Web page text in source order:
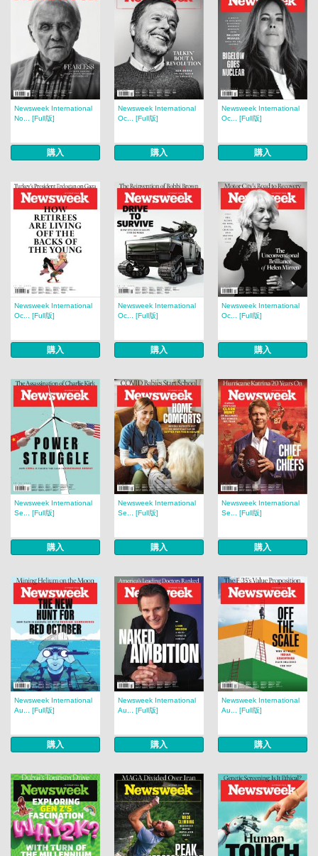
Newsweek International
No... [Full版]
購入
Newsweek International
Oc... [Full版]
購入
Newsweek International
Oc... [Full版]
購入
Newsweek International
Oc... [Full版]
購入
Newsweek International
Oc... [Full版]
購入
Newsweek International
Oc... [Full版]
購入
Newsweek International
Se... [Full版]
購入
Newsweek International
Se... [Full版]
購入
Newsweek International
Se... [Full版]
購入
Newsweek International
Au... [Full版]
購入
Newsweek International
Au... [Full版]
購入
Newsweek International
Au... [Full版]
購入